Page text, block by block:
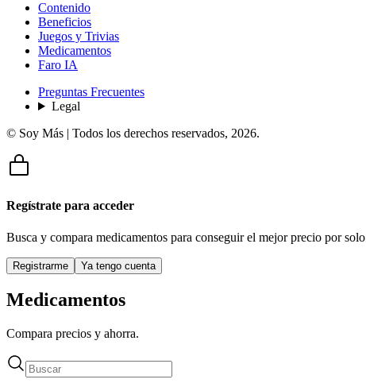
Contenido
Beneficios
Juegos y Trivias
Medicamentos
Faro IA
Preguntas Frecuentes
Legal
© Soy Más | Todos los derechos reservados, 2026.
Regístrate para acceder
Busca y compara medicamentos para conseguir el mejor precio por solo
Registrarme Ya tengo cuenta
Medicamentos
Compara precios y ahorra.